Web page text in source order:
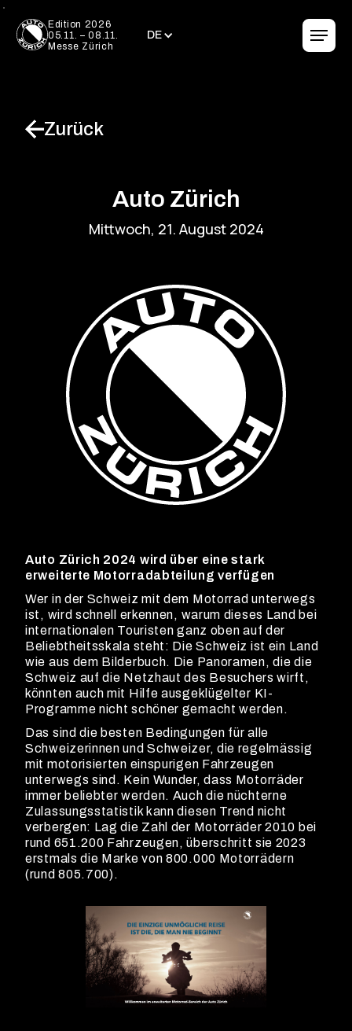
Edition 2026
05.11. – 08.11.
Messe Zürich
DE
DE
Zurück
Auto Zürich
Mittwoch, 21. August 2024
Auto Zürich 2024 wird über eine stark
erweiterte Motorradabteilung verfügen
Wer in der Schweiz mit dem Motorrad unterwegs
ist, wird schnell erkennen, warum dieses Land bei
internationalen Touristen ganz oben auf der
Beliebtheitsskala steht: Die Schweiz ist ein Land
wie aus dem Bilderbuch. Die Panoramen, die die
Schweiz auf die Netzhaut des Besuchers wirft,
könnten auch mit Hilfe ausgeklügelter KI-
Programme nicht schöner gemacht werden.
Das sind die besten Bedingungen für alle
Schweizerinnen und Schweizer, die regelmässig
mit motorisierten einspurigen Fahrzeugen
unterwegs sind. Kein Wunder, dass Motorräder
immer beliebter werden. Auch die nüchterne
Zulassungsstatistik kann diesen Trend nicht
verbergen: Lag die Zahl der Motorräder 2010 bei
rund 651.200 Fahrzeugen, überschritt sie 2023
erstmals die Marke von 800.000 Motorrädern
(rund 805.700).